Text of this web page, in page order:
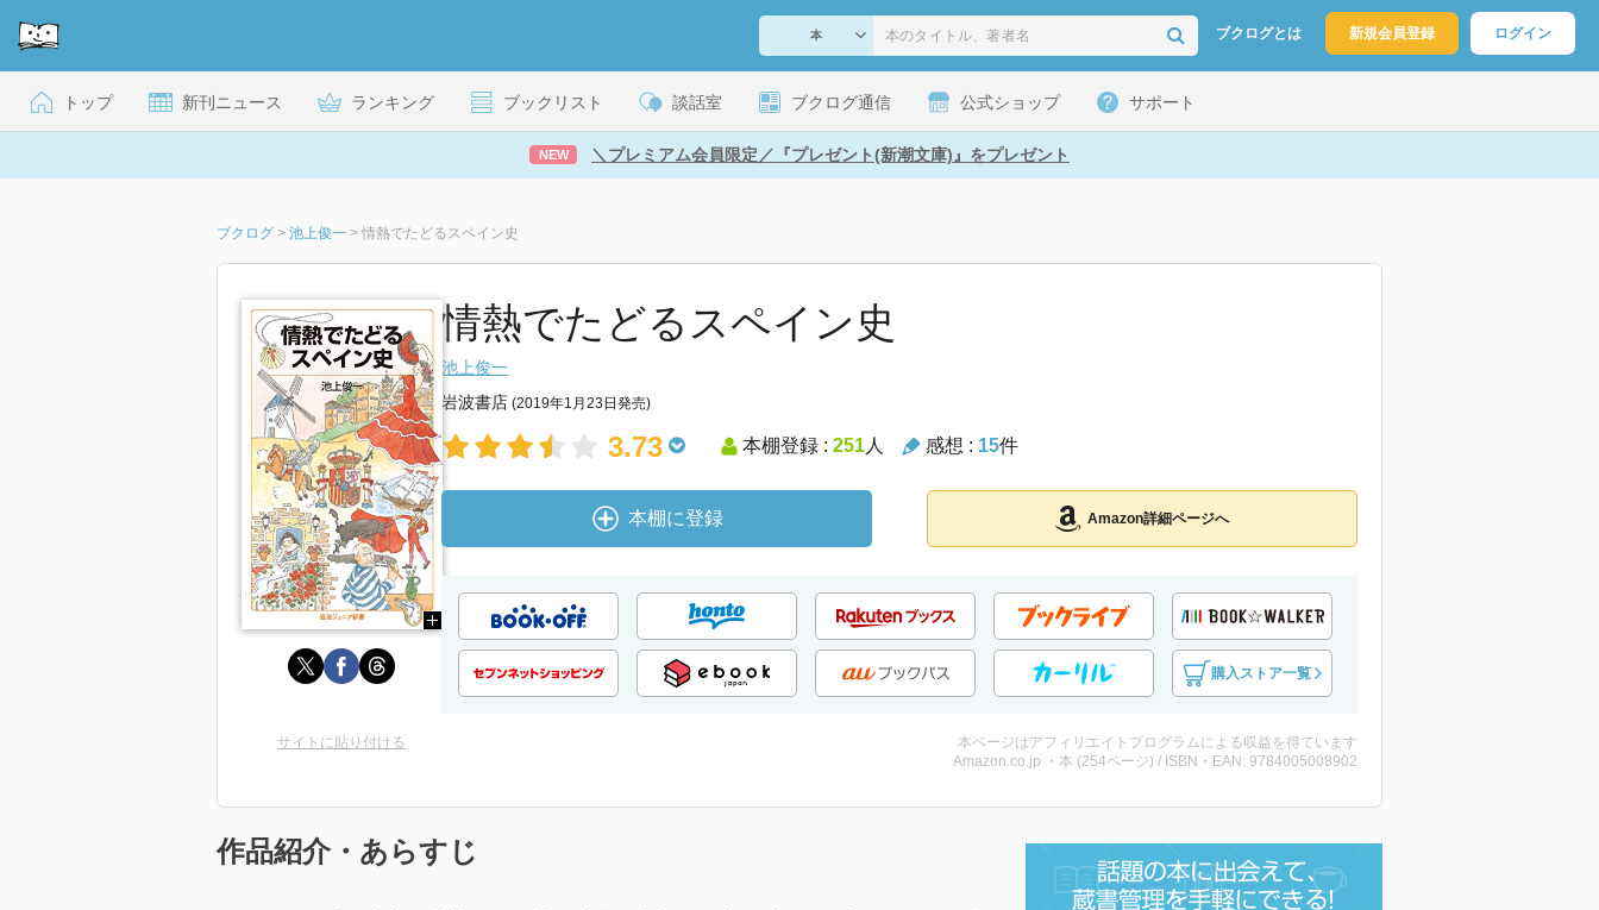
ブクログとは 新規会員登録 ログイン
トップ 新刊ニュース ランキング ブックリスト 談話室 ブクログ通信 公式ショップ サポート
NEW ＼プレミアム会員限定／『プレゼント(新潮文庫)』をプレゼント
ブクログ > 池上俊一 > 情熱でたどるスペイン史
情熱でたどるスペイン史
池上俊一
岩波書店 (2019年1月23日発売)
3.73 本棚登録 : 251人 感想 : 15件
本棚に登録 Amazon詳細ページへ
購入ストア一覧
サイトに貼り付ける
本ページはアフィリエイトプログラムによる収益を得ています
Amazon.co.jp ・本 (254ページ) / ISBN・EAN: 9784005008902
作品紹介・あらすじ